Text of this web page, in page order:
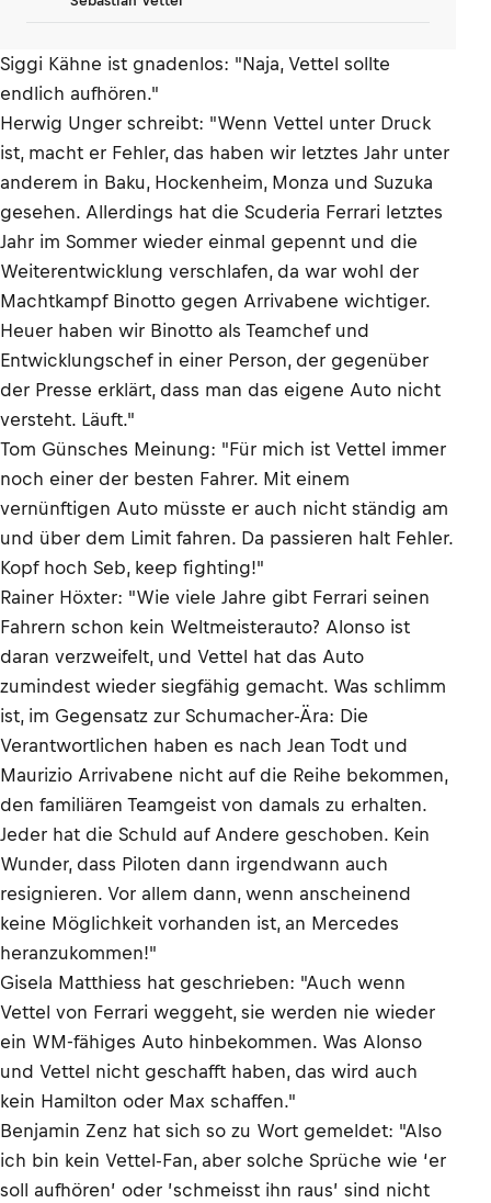
Siggi Kähne ist gnadenlos: "Naja, Vettel sollte
endlich aufhören."
Herwig Unger schreibt: "Wenn Vettel unter Druck
ist, macht er Fehler, das haben wir letztes Jahr unter
anderem in Baku, Hockenheim, Monza und Suzuka
gesehen. Allerdings hat die Scuderia Ferrari letztes
Jahr im Sommer wieder einmal gepennt und die
Weiterentwicklung verschlafen, da war wohl der
Machtkampf Binotto gegen Arrivabene wichtiger.
Heuer haben wir Binotto als Teamchef und
Entwicklungschef in einer Person, der gegenüber
der Presse erklärt, dass man das eigene Auto nicht
versteht. Läuft."
Tom Günsches Meinung: "Für mich ist Vettel immer
noch einer der besten Fahrer. Mit einem
vernünftigen Auto müsste er auch nicht ständig am
und über dem Limit fahren. Da passieren halt Fehler.
Kopf hoch Seb, keep fighting!"
Rainer Höxter: "Wie viele Jahre gibt Ferrari seinen
Fahrern schon kein Weltmeisterauto? Alonso ist
daran verzweifelt, und Vettel hat das Auto
zumindest wieder siegfähig gemacht. Was schlimm
ist, im Gegensatz zur Schumacher-Ära: Die
Verantwortlichen haben es nach Jean Todt und
Maurizio Arrivabene nicht auf die Reihe bekommen,
den familiären Teamgeist von damals zu erhalten.
Jeder hat die Schuld auf Andere geschoben. Kein
Wunder, dass Piloten dann irgendwann auch
resignieren. Vor allem dann, wenn anscheinend
keine Möglichkeit vorhanden ist, an Mercedes
heranzukommen!"
Gisela Matthiess hat geschrieben: "Auch wenn
Vettel von Ferrari weggeht, sie werden nie wieder
ein WM-fähiges Auto hinbekommen. Was Alonso
und Vettel nicht geschafft haben, das wird auch
kein Hamilton oder Max schaffen."
Benjamin Zenz hat sich so zu Wort gemeldet: "Also
ich bin kein Vettel-Fan, aber solche Sprüche wie ‘er
soll aufhören’ oder ’schmeisst ihn raus’ sind nicht